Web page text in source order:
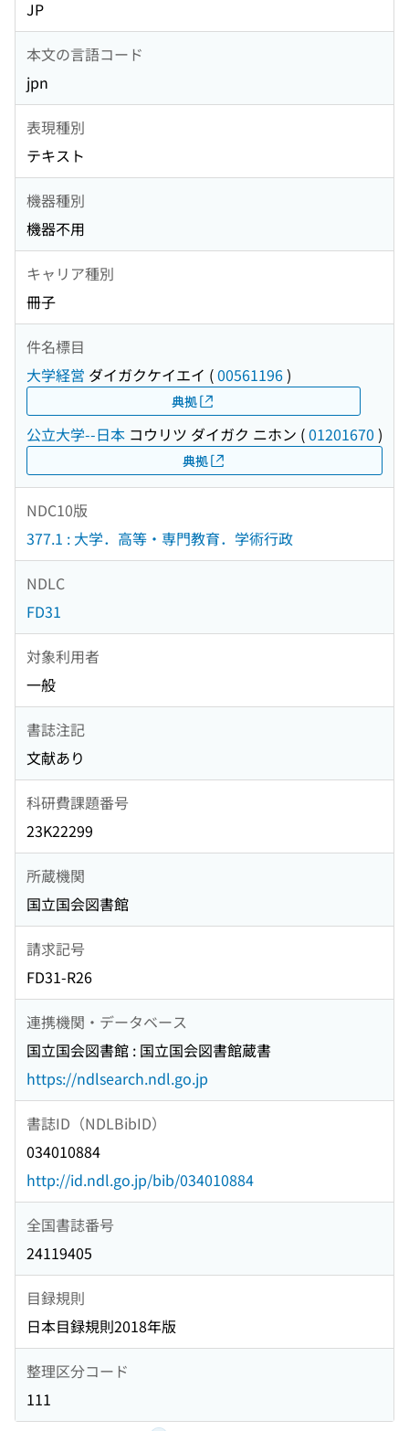
JP
本文の言語コード
jpn
表現種別
テキスト
機器種別
機器不用
キャリア種別
冊子
件名標目
大学経営 ダイガクケイエイ (00561196)
典拠
公立大学--日本 コウリツ ダイガク ニホン (01201670 )
典拠
NDC10版
377.1 : 大学．高等・専門教育．学術行政
NDLC
FD31
対象利用者
一般
書誌注記
文献あり
科研費課題番号
23K22299
所蔵機関
国立国会図書館
請求記号
FD31-R26
連携機関・データベース
国立国会図書館 : 国立国会図書館蔵書
https://ndlsearch.ndl.go.jp
書誌ID（NDLBibID）
034010884
http://id.ndl.go.jp/bib/034010884
全国書誌番号
24119405
目録規則
日本目録規則2018年版
整理区分コード
111